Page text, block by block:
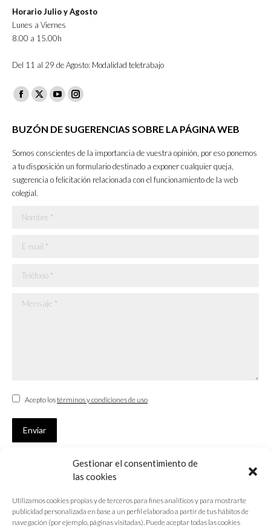
Gestionar el consentimiento de
las cookies
Utilizamos cookies propias y de terceros para fines analíticos y para mostrarte
publicidad personalizada en base a un perfil elaborado a partir de tus hábitos de
navegación (por ejemplo, páginas visitadas). Puede aceptar todas las cookies
Horario Julio y Agosto
Lunes a Viernes
8.00 a 15.00h
Del 11 al 29 de Agosto: Modalidad teletrabajo
Facebook
opens
new
window
X
opens
new
window
YouTube
opens
new
window
Instagram
opens
in
new
window
BUZÓN DE SUGERENCIAS SOBRE LA PÁGINA WEB
Somos conscientes de la importancia de vuestra opinión, por eso ponemos
a tu disposición un formulario destinado a exponer cualquier queja,
sugerencia o felicitación relacionada con el funcionamiento de la web
colegial.
Nombre *
E-mail *
Teléfono *
Mensaje *
Acepto lostérminos y condiciones de uso
Enviar
que desarrolla el Colegio de Arquitectos de Cádiz
Nombre *